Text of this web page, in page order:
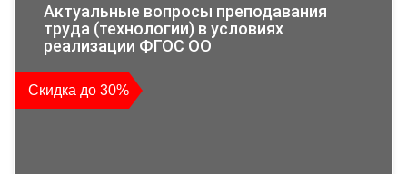
Актуальные вопросы преподавания
труда (технологии) в условиях
реализации ФГОС ОО
Скидка до 30%